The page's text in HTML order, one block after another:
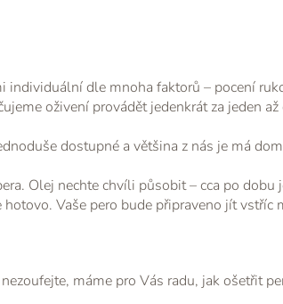
dle mnoha faktorů – pocení
oživení provádět jedenkrát za jeden až
dostupné a většina z nás je má
Olej nechte chvíli působit – cca po
Vaše pero bude připraveno jít
máme pro Vás radu, jak ošetřit